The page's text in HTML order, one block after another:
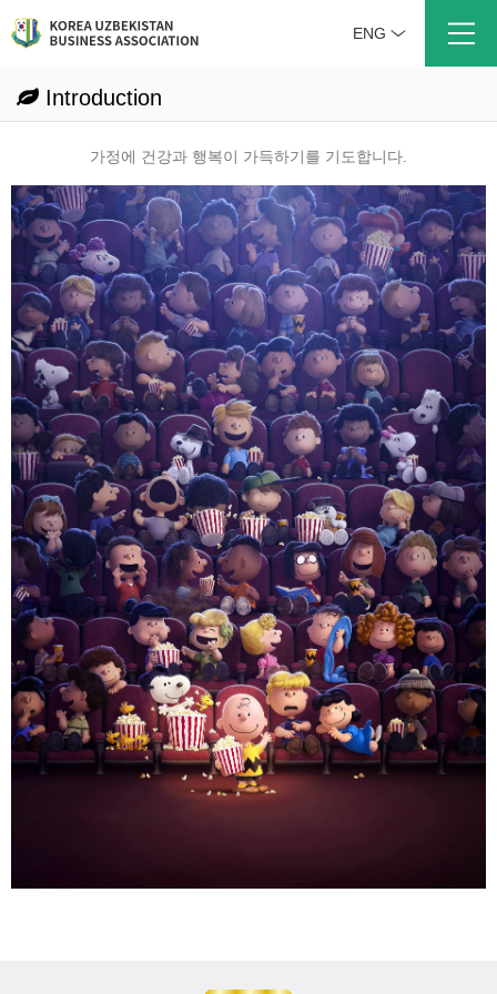
ENG
Introduction
가정에 건강과 행복이 가득하기를 기도합니다.